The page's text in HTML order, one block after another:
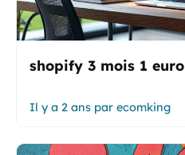
shopify 3 mois 1 euro
Il y a 2 ans par ecomking